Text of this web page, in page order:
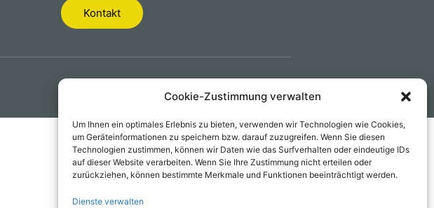
Cookie-Zustimmung verwalten
Um Ihnen ein optimales Erlebnis zu bieten, verwenden wir Technologien wie Cookies,
um Geräteinformationen zu speichern bzw. darauf zuzugreifen. Wenn Sie diesen
Technologien zustimmen, können wir Daten wie das Surfverhalten oder eindeutige IDs
auf dieser Website verarbeiten. Wenn Sie Ihre Zustimmung nicht erteilen oder
zurückziehen, können bestimmte Merkmale und Funktionen beeinträchtigt werden.
Dienste verwalten
Kontakt